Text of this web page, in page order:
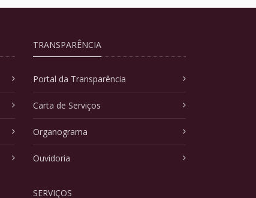
TRANSPARÊNCIA
Portal da Transparência
Carta de Serviços
Organograma
Ouvidoria
SERVIÇOS